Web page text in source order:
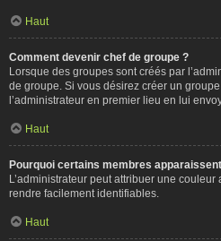
Haut
Comment devenir chef de groupe ?
Lorsque des groupes sont créés par
de groupe. Si vous désirez créer un
l’administrateur en premier lieu en lui
Haut
Pourquoi certains membres
L’administrateur peut attribuer une
rendre facilement identifiables.
Haut